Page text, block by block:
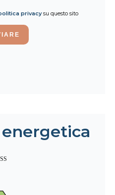
privacysu questo sito